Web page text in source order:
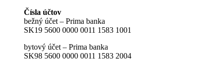
Čísla účtov
bežný účet – Prima banka
SK19 5600 0000 0011 1583 1001
bytový účet – Prima banka
SK98 5600 0000 0011 1583 2004